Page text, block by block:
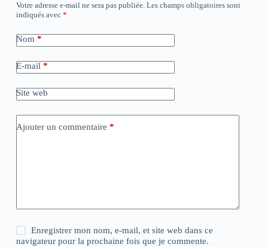
Votre adresse e-mail ne sera pas publiée. Les champs obligatoires sont
indiqués avec *
Nom *
E-mail *
Site web
Ajouter un commentaire *
Enregistrer mon nom, e-mail, et site web dans ce
navigateur pour la prochaine fois que je commente.